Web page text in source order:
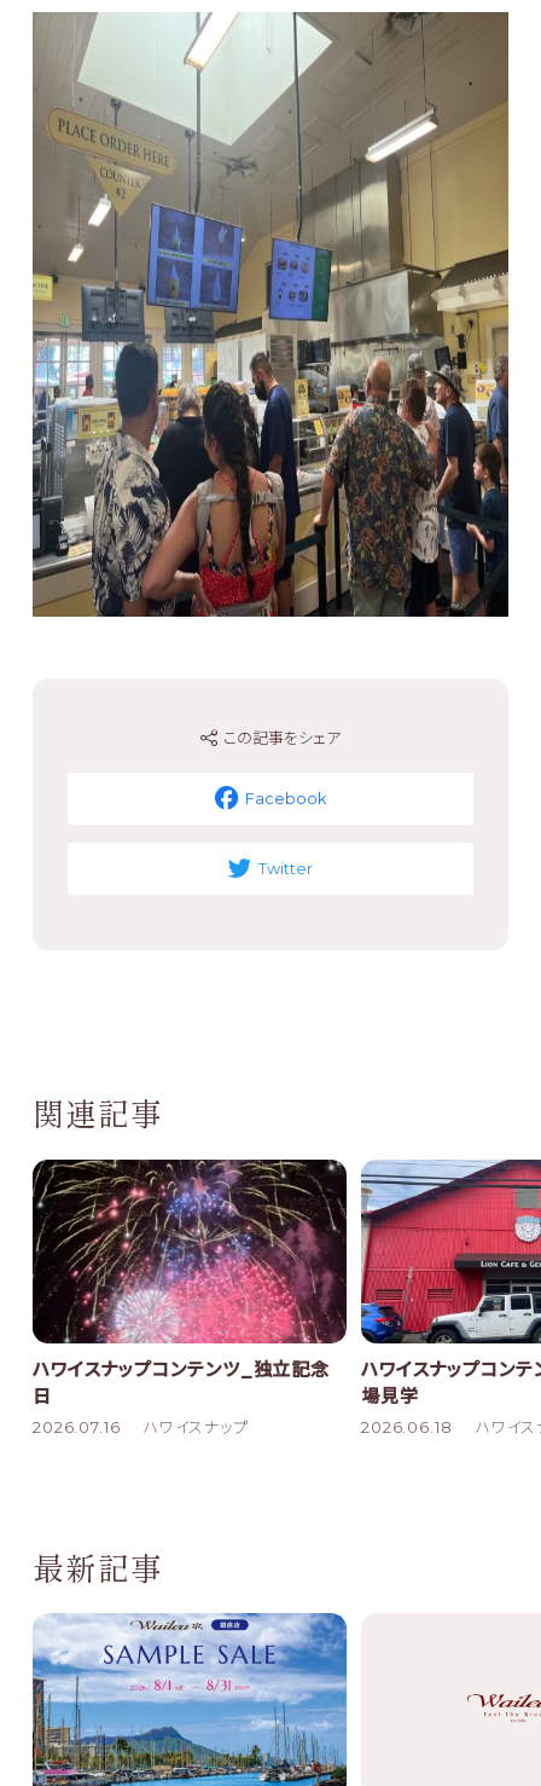
この記事をシェア
Facebook
Twitter
最新記事
関連記事
ハワイスナップコンテンツ_独立記念
日
2026.07.16 ハワイスナップ
ハワイスナップコン
場見学
2026.06.18 ハワイス